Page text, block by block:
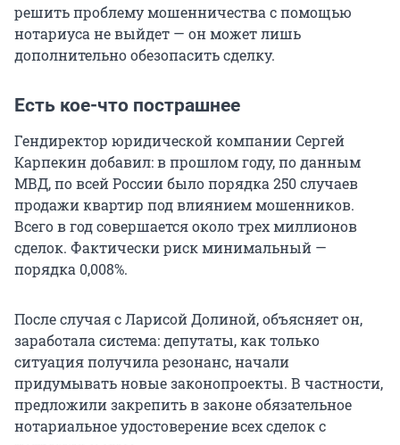
решить проблему мошенничества с помощью
нотариуса не выйдет — он может лишь
дополнительно обезопасить сделку.
Есть кое-что пострашнее
Гендиректор юридической компании Сергей
Карпекин добавил: в прошлом году, по данным
МВД, по всей России было порядка 250 случаев
продажи квартир под влиянием мошенников.
Всего в год совершается около трех миллионов
сделок. Фактически риск минимальный —
порядка 0,008%.
После случая с Ларисой Долиной, объясняет он,
заработала система: депутаты, как только
ситуация получила резонанс, начали
придумывать новые законопроекты. В частности,
предложили закрепить в законе обязательное
нотариальное удостоверение всех сделок с